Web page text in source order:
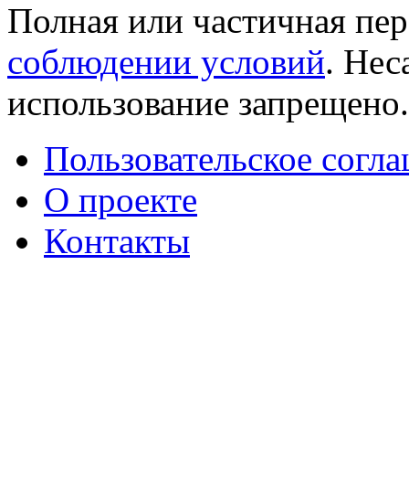
Полная или частичная
соблюдении условий.
использование
Пользовательское
О проекте
Контакты